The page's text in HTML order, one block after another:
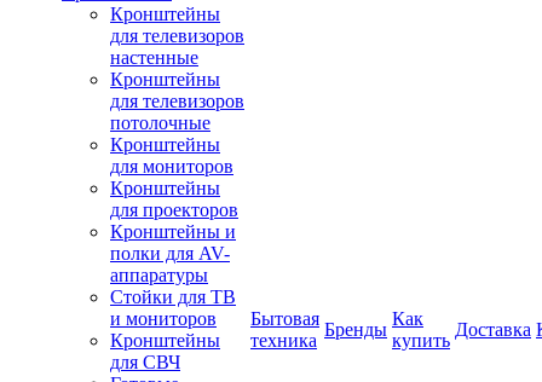
Кронштейны
для телевизоров
настенные
Кронштейны
для телевизоров
потолочные
Кронштейны
для мониторов
Кронштейны
для проекторов
Кронштейны и
полки для AV-
аппаратуры
Стойки для ТВ
и мониторов
Кронштейны
для СВЧ
Бытовая
техника
Бренды
Как
купить
Доставка